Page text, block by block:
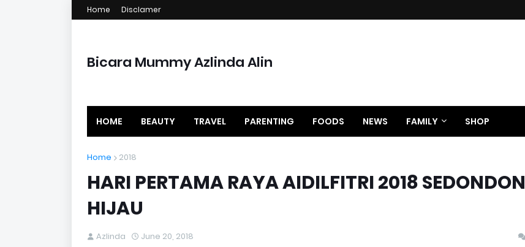
Home Disclamer
Bicara Mummy Azlinda Alin
HOME BEAUTY TRAVEL PARENTING FOODS NEWS FAMILY SHOP
Home 2018
HARI PERTAMA RAYA AIDILFITRI 2018 SEDONDON
HIJAU
Azlinda June 20, 2018